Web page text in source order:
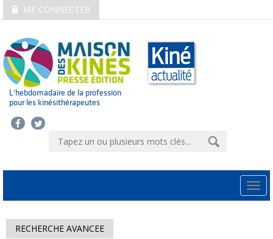
ME CONNECTER
L’hebdomadaire de la profession
pour les kinésithérapeutes
RECHERCHE AVANCEE